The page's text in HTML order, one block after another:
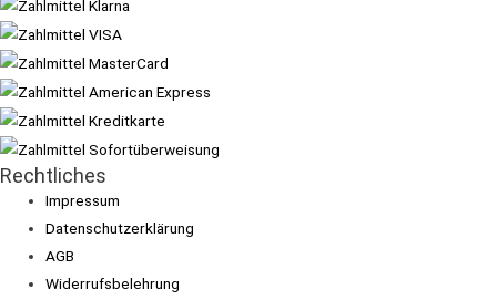
Rechtliches
Impressum
Datenschutzerklärung
AGB
Widerrufsbelehrung